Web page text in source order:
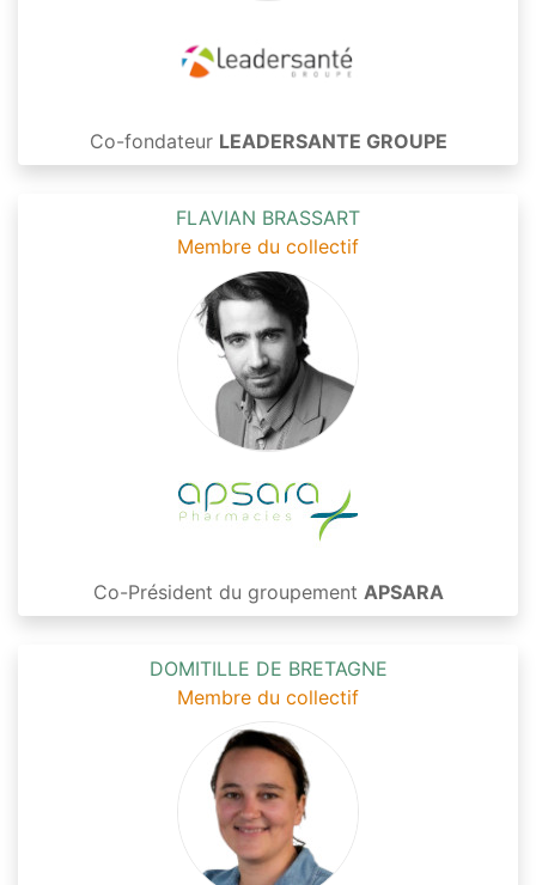
Co-fondateur LEADERSANTE GROUPE
FLAVIAN BRASSART
Membre du collectif
Co-Président du groupement APSARA
DOMITILLE DE BRETAGNE
Membre du collectif